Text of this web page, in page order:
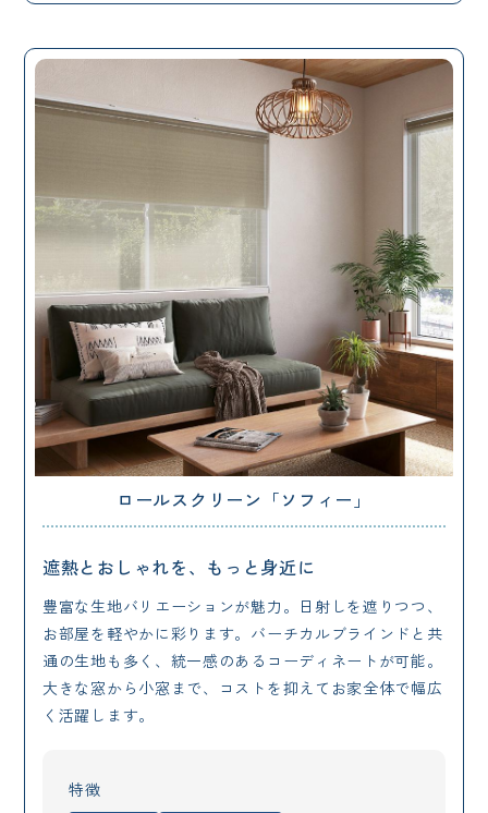
ロールスクリーン「ソフィー」
遮熱とおしゃれを、もっと身近に
豊富な生地バリエーションが魅力。日射しを遮りつつ、
お部屋を軽やかに彩ります。バーチカルブラインドと共
通の生地も多く、統一感のあるコーディネートが可能。
大きな窓から小窓まで、コストを抑えてお家全体で幅広
く活躍します。
特徴